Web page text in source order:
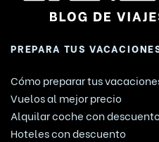
PREPARA TUS
Cómo preparar tus
Vuelos al mejor precio
Alquilar coche con
Hoteles con descuento